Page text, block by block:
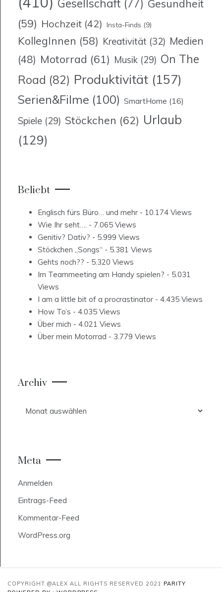
Gesellschaft (77) Gesundheit
(59) Hochzeit (42) Insta-Finds (9)
KollegInnen (58) Kreativität (32) Medien
(48) Motorrad (61) Musik (29) On The
Road (82) Produktivität (157)
Serien&Filme (100) SmartHome (16)
Spiele (29) Stöckchen (62) Urlaub
(129)
Beliebt
Englisch fürs Büro… und mehr - 10.174 Views
Wie Ihr seht…. - 7.065 Views
Genitiv? Dativ? - 5.999 Views
Stöckchen „Songs“ - 5.381 Views
Gehts noch?? - 5.320 Views
Im Teammeeting am Handy spielen? - 5.031
Views
I am a little bit of a procrastinator - 4.435 Views
How To’s - 4.035 Views
Über mich - 4.021 Views
Über mein Motorrad - 3.779 Views
Archiv
Meta
Anmelden
Eintrags-Feed
Kommentar-Feed
WordPress.org
COPYRIGHT @ALEX ALL RIGHTS RESERVED 2021 PARITY